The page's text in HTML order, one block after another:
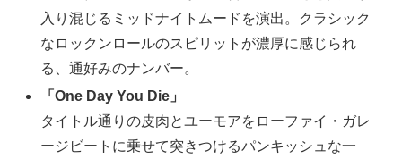
入り混じるミッドナイトムードを演出。クラシック
なロックンロールのスピリットが濃厚に感じられ
る、通好みのナンバー。
「One Day You Die」
タイトル通りの皮肉とユーモアをローファイ・ガレ
ージビートに乗せて突きつけるパンキッシュな一